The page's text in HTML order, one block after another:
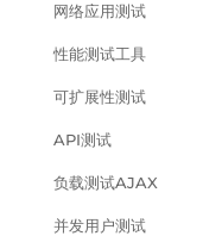
网络应用测试
性能测试工具
可扩展性测试
API测试
负载测试AJAX
并发用户测试